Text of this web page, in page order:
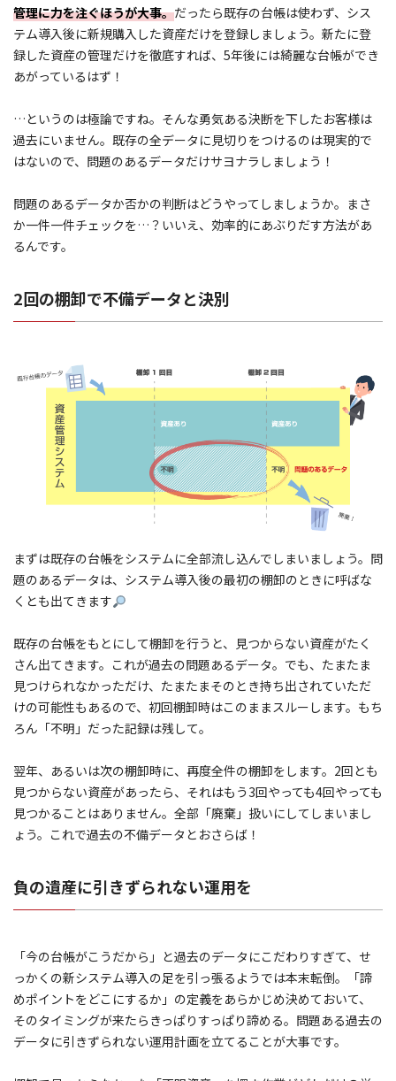
管理に力を注ぐほうが大事。だったら既存の台帳は使わず、シス
テム導入後に新規購入した資産だけを登録しましょう。新たに登
録した資産の管理だけを徹底すれば、5年後には綺麗な台帳ができ
あがっているはず！
…というのは極論ですね。そんな勇気ある決断を下したお客様は
過去にいません。既存の全データに見切りをつけるのは現実的で
はないので、問題のあるデータだけサヨナラしましょう！
問題のあるデータか否かの判断はどうやってしましょうか。まさ
か一件一件チェックを…？いいえ、効率的にあぶりだす方法があ
るんです。
2回の棚卸で不備データと決別
まずは既存の台帳をシステムに全部流し込んでしまいましょう。問
題のあるデータは、システム導入後の最初の棚卸のときに呼ばな
くとも出てきます
既存の台帳をもとにして棚卸を行うと、見つからない資産がたく
さん出てきます。これが過去の問題あるデータ。でも、たまたま
見つけられなかっただけ、たまたまそのとき持ち出されていただ
けの可能性もあるので、初回棚卸時はこのままスルーします。もち
ろん「不明」だった記録は残して。
翌年、あるいは次の棚卸時に、再度全件の棚卸をします。2回とも
見つからない資産があったら、それはもう3回やっても4回やっても
見つかることはありません。全部「廃棄」扱いにしてしまいまし
ょう。これで過去の不備データとおさらば！
負の遺産に引きずられない運用を
「今の台帳がこうだから」と過去のデータにこだわりすぎて、せ
っかくの新システム導入の足を引っ張るようでは本末転倒。「諦
めポイントをどこにするか」の定義をあらかじめ決めておいて、
そのタイミングが来たらきっぱりすっぱり諦める。問題ある過去の
データに引きずられない運用計画を立てることが大事です。